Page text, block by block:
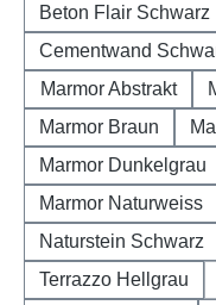
Beton Flair Schwarz
Cementwand
Marmor Abstrakt
Marmor Braun
Marmor Dunkelgrau
Marmor Naturweiss
Naturstein Schwarz
Terrazzo Hellgrau